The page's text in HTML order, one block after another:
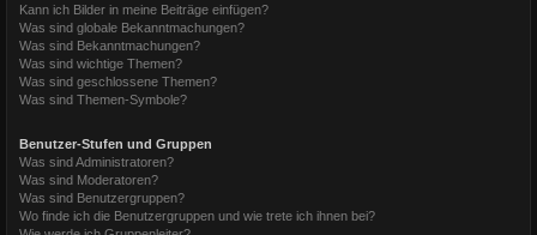
Kann ich Bilder in meine Beiträge einfügen?
Was sind globale Bekanntmachungen?
Was sind Bekanntmachungen?
Was sind wichtige Themen?
Was sind geschlossene Themen?
Was sind Themen-Symbole?
Benutzer-Stufen und Gruppen
Was sind Administratoren?
Was sind Moderatoren?
Was sind Benutzergruppen?
Wo finde ich die Benutzergruppen und wie trete ich ihnen bei?